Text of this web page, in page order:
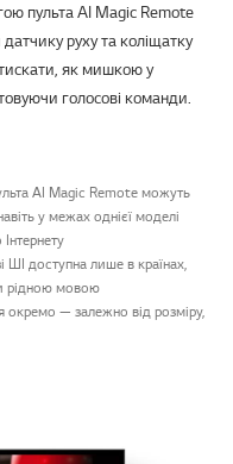
пульта AI Magic Remote
руху та коліщатку
як мишкою у
голосові команди.
AI Magic Remote можуть
у межах однієї моделі
ШІ доступна лише в країнах,
рідною мовою
— залежно від розміру,